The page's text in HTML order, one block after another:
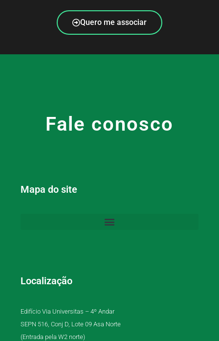
Quero me associar
Fale conosco
Mapa do site
Localização
Edifício Via Universitas – 4º Andar
SEPN 516, Conj D, Lote 09 Asa Norte
(Entrada pela W2 norte)